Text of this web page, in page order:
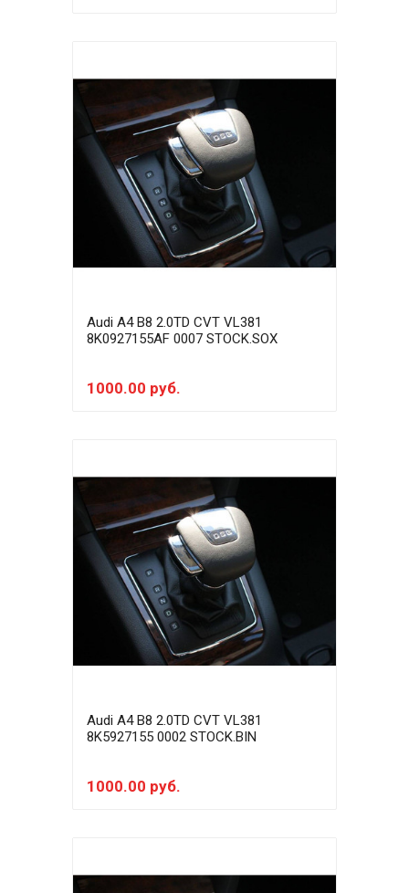
Audi A4 B8 2.0TD CVT VL381
8K0927155AF 0007 STOCK.SOX
1000.00 руб.
Audi A4 B8 2.0TD CVT VL381
8K5927155 0002 STOCK.BIN
1000.00 руб.